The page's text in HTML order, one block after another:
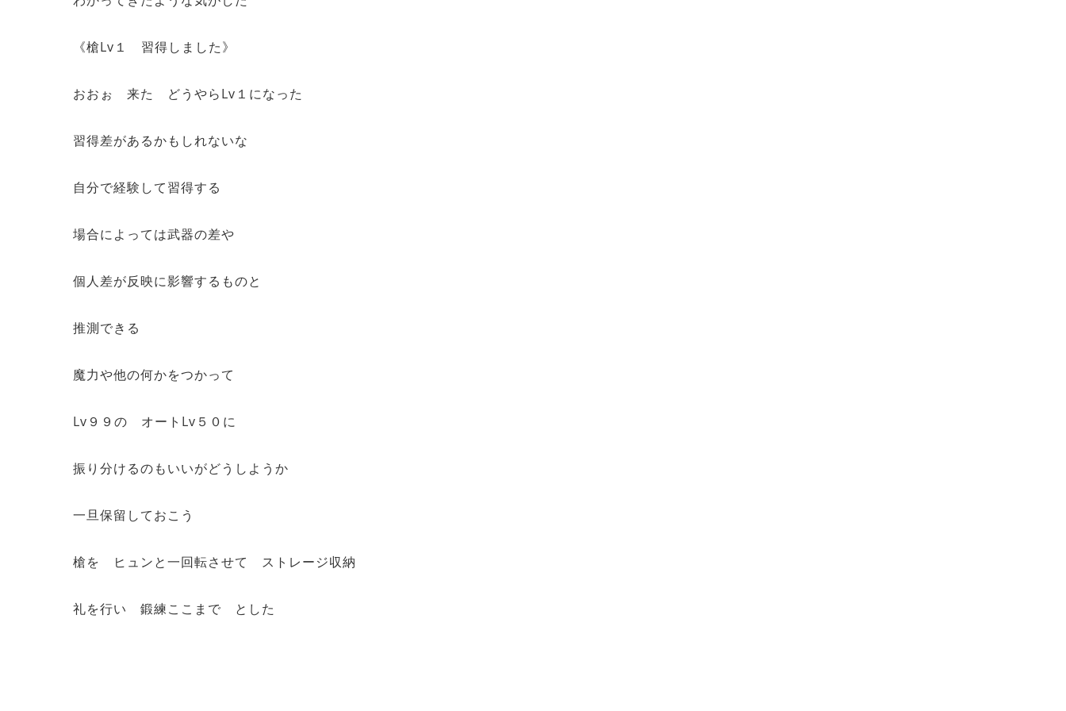
《槍Lv１ 習得しました》
おおぉ 来た どうやらLv１になった
習得差があるかもしれないな
自分で経験して習得する
場合によっては武器の差や
個人差が反映に影響するものと
推測できる
魔力や他の何かをつかって
Lv９９の オートLv５０に
振り分けるのもいいがどうしようか
一旦保留しておこう
槍を ヒュンと一回転させて ストレージ収納
礼を行い 鍛練ここまで とした